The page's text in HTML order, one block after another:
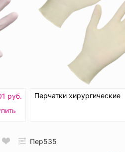
руб.
Перчатки хирургические
Пер535